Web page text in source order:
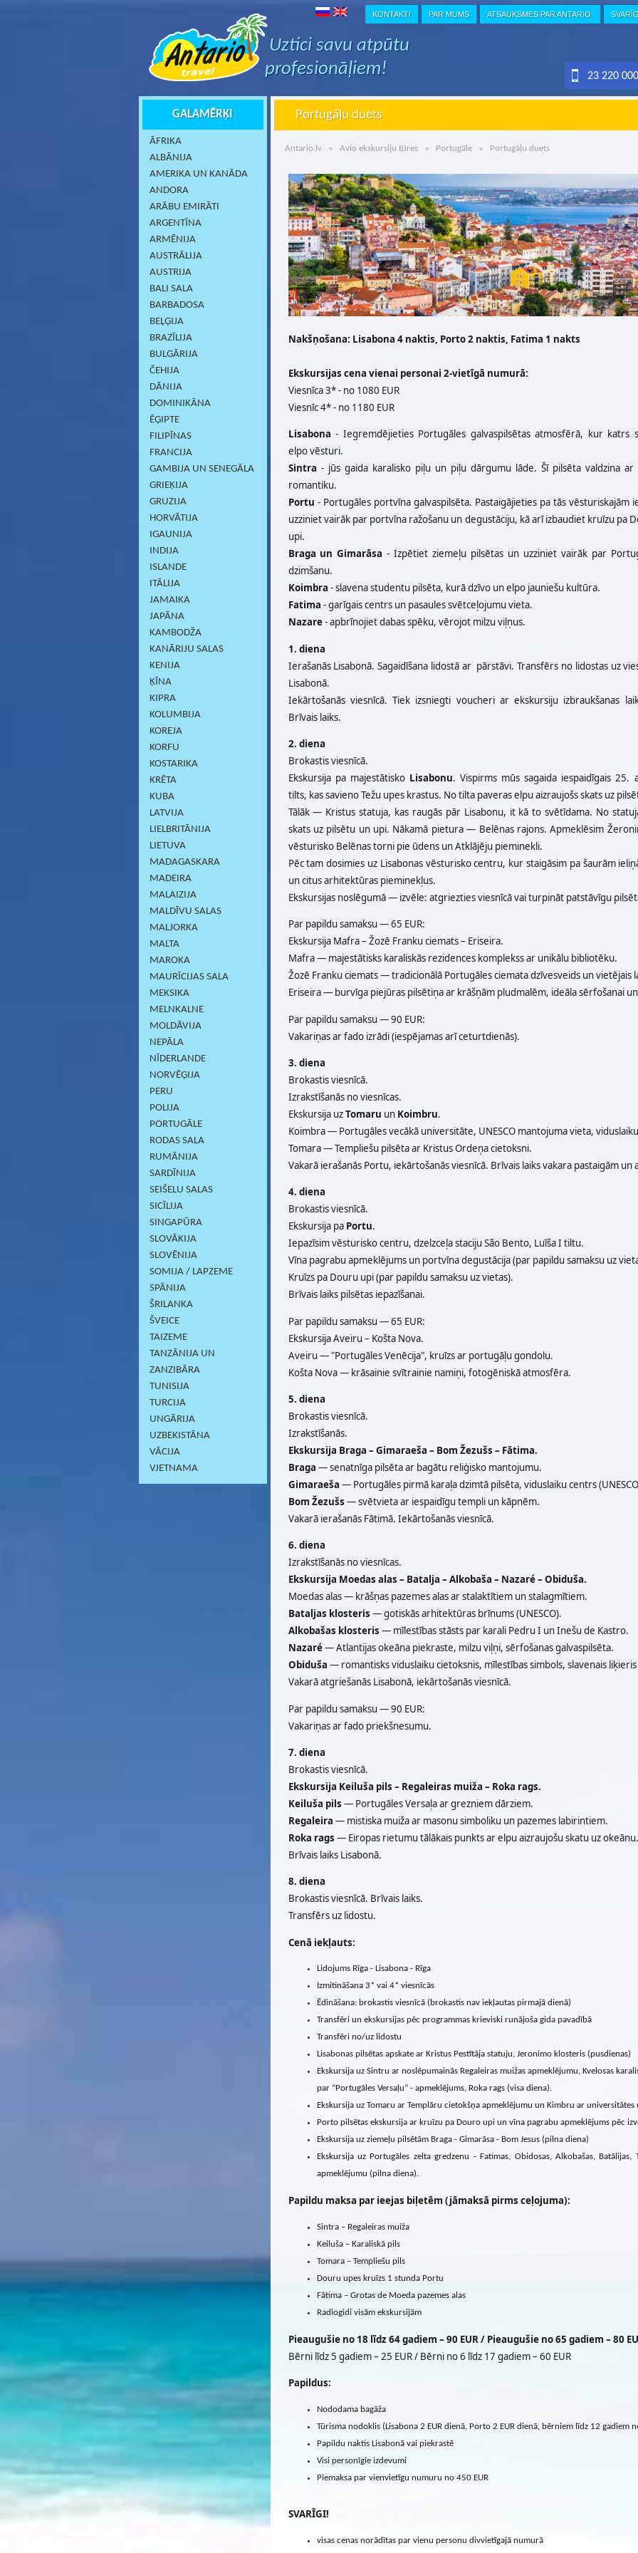
KONTAKTI PAR MUMS ATSAUKSMES PAR ANTARIO
Uztici savu atpūtu
profesionāļiem!
23 220 000
GALAMĒRĶI
ĀFRIKA
ALBĀNIJA
AMERIKA UN KANĀDA
ANDORA
ARĀBU EMIRĀTI
ARGENTĪNA
ARMĒNIJA
AUSTRĀLIJA
AUSTRIJA
BALI SALA
BARBADOSA
BEĻĢIJA
BRAZĪLIJA
BULGĀRIJA
ČEHIJA
DĀNIJA
DOMINIKĀNA
ĒĢIPTE
FILIPĪNAS
FRANCIJA
GAMBIJA UN SENEGĀLA
GRIEĶIJA
GRUZIJA
HORVĀTIJA
IGAUNIJA
INDIJA
ISLANDE
ITĀLIJA
JAMAIKA
JAPĀNA
KAMBODŽA
KANĀRIJU SALAS
KENIJA
ĶĪNA
KIPRA
KOLUMBIJA
KOREJA
KORFU
KOSTARIKA
KRĒTA
KUBA
LATVIJA
LIELBRITĀNIJA
LIETUVA
MADAGASKARA
MADEIRA
MALAIZIJA
MALDĪVU SALAS
MALJORKA
MALTA
MAROKA
MAURĪCIJAS SALA
MEKSIKA
MELNKALNE
MOLDĀVIJA
NEPĀLA
NĪDERLANDE
NORVĒĢIJA
PERU
POLIJA
PORTUGĀLE
RODAS SALA
RUMĀNIJA
SARDĪNIJА
SEIŠELU SALAS
SICĪLIJA
SINGAPŪRA
SLOVĀKIJA
SLOVĒNIJA
SOMIJA / LAPZEME
SPĀNIJA
ŠRILANKA
ŠVEICE
TAIZEME
TANZĀNIJA UN
ZANZIBĀRA
TUNISIJA
TURCIJA
UNGĀRIJA
UZBEKISTĀNA
VĀCIJA
VJETNAMA
Portugāļu duets
Antario.lv» Avio ekskursiju tūres» Portugāle» Portugāļu duets
Nakšņošana: Lisabona 4 naktis, Porto 2 naktis, Fatima 1 nakts
Ekskursijas cena vienai personai 2-vietīgā numurā:
Viesnīca 3* - no 1080 EUR
Viesnīc 4* - no 1180 EUR
Lisabona - Iegremdējieties Portugāles galvaspilsētas atmosfērā, kur katrs
elpo vēsturi.
Sintra - jūs gaida karalisko piļu un piļu dārgumu lāde. Šī pilsēta valdzina ar
romantiku.
Portu - Portugāles portvīna galvaspilsēta. Pastaigājieties pa tās vēsturiskajām
uzziniet vairāk par portvīna ražošanu un degustāciju, kā arī izbaudiet kruīzu pa
upi.
Braga un Gimarāsa - Izpētiet ziemeļu pilsētas un uzziniet vairāk par
dzimšanu.
Koimbra - slavena studentu pilsēta, kurā dzīvo un elpo jauniešu kultūra.
Fatima - garīgais centrs un pasaules svētceļojumu vieta.
Nazare- apbrīnojiet dabas spēku, vērojot milzu viļņus.
1. diena
Ierašanās Lisabonā. Sagaidīšana lidostā ar pārstāvi. Transfērs no lidostas uz
Lisabonā.
Iekārtošanās viesnīcā. Tiek izsniegti voucheri ar ekskursiju izbraukšanas
Brīvais laiks.
2. diena
Brokastis viesnīcā.
Ekskursija pa majestātisko Lisabonu. Vispirms mūs sagaida iespaidīgais 25.
tilts, kas savieno Težu upes krastus. No tilta paveras elpu aizraujošs skats uz
Tālāk — Kristus statuja, kas raugās pār Lisabonu, it kā to svētīdama. No
skats uz pilsētu un upi. Nākamā pietura — Belēnas rajons. Apmeklēsim
vēsturisko Belēnas torni pie ūdens un Atklājēju pieminekli.
Pēc tam dosimies uz Lisabonas vēsturisko centru, kur staigāsim pa šaurām
un citus arhitektūras pieminekļus.
Ekskursijas noslēgumā — izvēle: atgriezties viesnīcā vai turpināt patstāvīgu
Par papildu samaksu — 65 EUR:
Ekskursija Mafra – Žozē Franku ciemats – Eriseira.
Mafra — majestātisks karaliskās rezidences komplekss ar unikālu bibliotēku.
Žozē Franku ciemats — tradicionālā Portugāles ciemata dzīvesveids un vietējais
Eriseira — burvīga piejūras pilsētiņa ar krāšņām pludmalēm, ideāla sērfošanai
Par papildu samaksu — 90 EUR:
Vakariņas ar fado izrādi (iespējamas arī ceturtdienās).
3. diena
Brokastis viesnīcā.
Izrakstīšanās no viesnīcas.
Ekskursija uzTomaru un Koimbru.
Koimbra — Portugāles vecākā universitāte, UNESCO mantojuma vieta,
Tomara — Templiešu pilsēta ar Kristus Ordeņa cietoksni.
Vakarā ierašanās Portu, iekārtošanās viesnīcā. Brīvais laiks vakara pastaigām un
4. diena
Brokastis viesnīcā.
Ekskursija pa Portu.
Iepazīsim vēsturisko centru, dzelzceļa staciju São Bento, Luīša I tiltu.
Vīna pagrabu apmeklējums un portvīna degustācija (par papildu samaksu uz
Kruīzs pa Douru upi (par papildu samaksu uz vietas).
Brīvais laiks pilsētas iepazīšanai.
Par papildu samaksu — 65 EUR:
Ekskursija Aveiru – Košta Nova.
Aveiru — "Portugāles Venēcija", kruīzs ar portugāļu gondolu.
Košta Nova — krāsainie svītrainie namiņi, fotogēniskā atmosfēra.
5. diena
Brokastis viesnīcā.
Izrakstīšanās.
Ekskursija Braga – Gimaraeša – Bom Žezušs – Fātima.
Braga — senatnīga pilsēta ar bagātu reliģisko mantojumu.
Gimaraeša — Portugāles pirmā karaļa dzimtā pilsēta, viduslaiku centrs
Bom Žezušs — svētvieta ar iespaidīgu templi un kāpnēm.
Vakarā ierašanās Fātimā. Iekārtošanās viesnīcā.
6. diena
Izrakstīšanās no viesnīcas.
Ekskursija Moedas alas – Batalja – Alkobaša – Nazaré – Obiduša.
Moedas alas — krāšņas pazemes alas ar stalaktītiem un stalagmītiem.
Bataljas klosteris — gotiskās arhitektūras brīnums (UNESCO).
Alkobašas klosteris — mīlestības stāsts par karali Pedru I un Inešu de Kastro.
Nazaré— Atlantijas okeāna piekraste, milzu viļņi, sērfošanas galvaspilsēta.
Obiduša — romantisks viduslaiku cietoksnis, mīlestības simbols, slavenais
Vakarā atgriešanās Lisabonā, iekārtošanās viesnīcā.
Par papildu samaksu — 90 EUR:
Vakariņas ar fado priekšnesumu.
7. diena
Brokastis viesnīcā.
Ekskursija Keiluša pils – Regaleiras muiža – Roka rags.
Keiluša pils — Portugāles Versaļa ar grezniem dārziem.
Regaleira — mistiska muiža ar masonu simboliku un pazemes labirintiem.
Roka rags — Eiropas rietumu tālākais punkts ar elpu aizraujošu skatu uz okeānu.
Brīvais laiks Lisabonā.
8. diena
Brokastis viesnīcā. Brīvais laiks.
Transfērs uz lidostu.
Cenā iekļauts:
Lidojums Rīga - Lisabona - Rīga
Izmitināšana 3* vai 4* viesnīcās
Ēdināšana: brokastis viesnīcā (brokastis nav iekļautas pirmajā dienā)
Transfēri un ekskursijas pēc programmas krieviski runājoša gida pavadībā
Transfēri no/uz lidostu
Lisabonas pilsētas apskate ar Kristus Pestītāja statuju, Jeronimo klosteris (pusdienas)
Ekskursija uz Sintru ar noslēpumainās Regaleiras muižas apmeklējumu, Kvelosas
par “Portugāles Versaļu” - apmeklējums, Roka rags (visa diena).
Ekskursija uz Tomaru ar Templāru cietokšņa apmeklējumu un Kimbru ar
Porto pilsētas ekskursija ar kruīzu pa Douro upi un vīna pagrabu apmeklējums pēc
Ekskursija uz ziemeļu pilsētām Braga - Gimarāsa - Bom Jesus (pilna diena)
Ekskursija uz Portugāles zelta gredzenu - Fatimas, Obidosas, Alkobašas,
apmeklējumu (pilna diena).
Papildu maksa par ieejas biļetēm (jāmaksā pirms ceļojuma):
Sintra – Regaleiras muiža
Keiluša – Karaliskā pils
Tomara – Templiešu pils
Douru upes kruīzs 1 stunda Portu
Fātima – Grotas de Moeda pazemes alas
Radiogidi visām ekskursijām
Pieaugušie no 18 līdz 64 gadiem – 90 EUR / Pieaugušie no 65 gadiem – 80
Bērni līdz 5 gadiem – 25 EUR / Bērni no 6 līdz 17 gadiem – 60 EUR
Papildus:
Nododama bagāža
Tūrisma nodoklis (Lisabona 2 EUR dienā, Porto 2 EUR dienā, bērniem līdz 12 gadiem
Papildu naktis Lisabonā vai piekrastē
Visi personīgie izdevumi
Piemaksa par vienvietīgu numuru no 450 EUR
SVARĪGI!
visas cenas norādītas par vienu personu divvietīgajā numurā